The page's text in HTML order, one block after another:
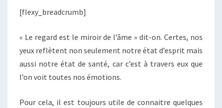
[flexy_breadcrumb]
« Le regard est le miroir de l’âme » dit-on. Certes, nos
yeux reflètent non seulement notre état d’esprit mais
aussi notre état de santé, car c’est à travers eux que
l’on voit toutes nos émotions.
Pour cela, il est toujours utile de connaitre quelques